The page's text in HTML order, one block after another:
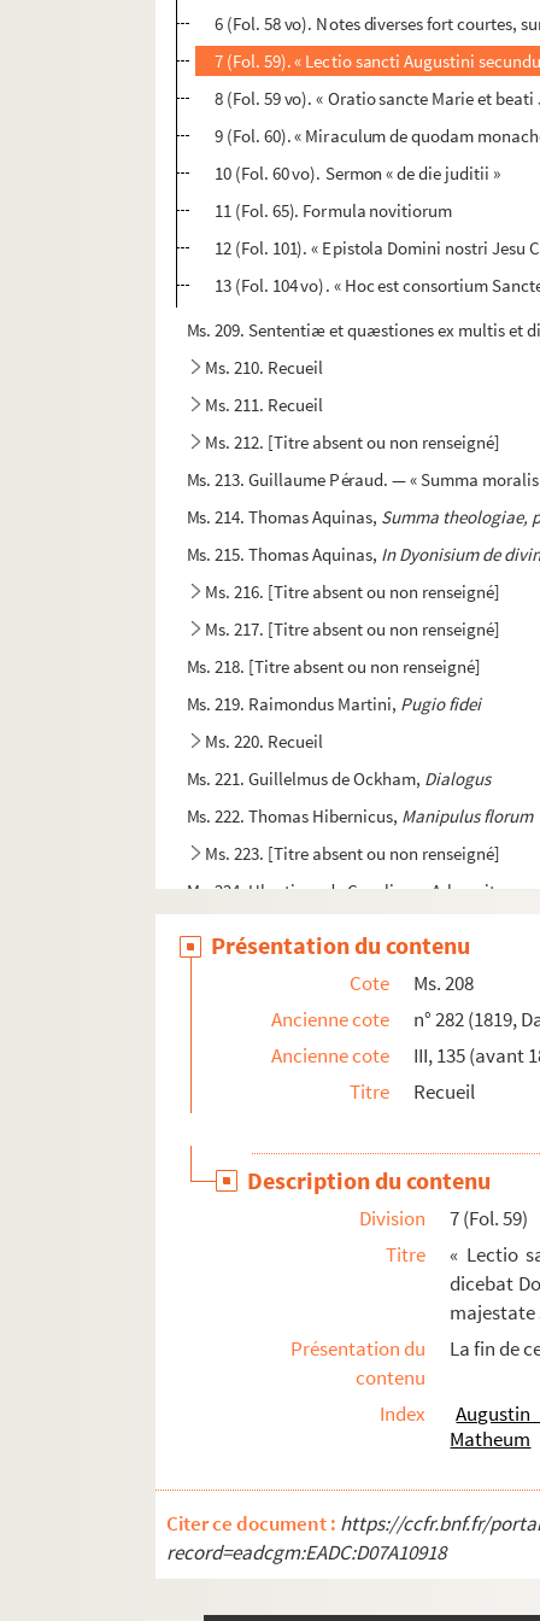
6 (Fol. 58 vo). Notes diverses fort courtes,
7 (Fol. 59). « Lectio sancti Augustini
8 (Fol. 59 vo). « Oratio sancte Marie et
9 (Fol. 60). « Miraculum de quodam
10 (Fol. 60 vo). Sermon « de die juditii »
11 (Fol. 65). Formula novitiorum
12 (Fol. 101). « Epistola Domini nostri
13 (Fol. 104 vo). « Hoc est consortium
Ms. 209. Sententiæ et quæstiones ex multis
Ms. 210. Recueil
Ms. 211. Recueil
Ms. 212. [Titre absent ou non renseigné]
Ms. 213. Guillaume Péraud. — « Summa
Ms. 214. Thomas Aquinas, Summa theologiae,
Ms. 215. Thomas Aquinas, In Dyonisium de
Ms. 216. [Titre absent ou non renseigné]
Ms. 217. [Titre absent ou non renseigné]
Ms. 218. [Titre absent ou non renseigné]
Ms. 219. Raimondus Martini, Pugio fidei
Ms. 220. Recueil
Ms. 221. Guillelmus de Ockham, Dialogus
Ms. 222. Thomas Hibernicus, Manipulus florum
Ms. 223. [Titre absent ou non renseigné]
Ms. 224. Ubertinus de Casali. — « Arbor vite
Ms. 226. Pierre Bersuire. — « Reductorium
Ms. 231. « Speculum anime »
Ms. 232. Recueil de petits traités de
Ms. 233. [Titre absent ou non renseigné]
Ms. 234. Petrus Lombardus, Sententiae I, IV
Ms. 235. Pierre Lombard. — « Liber
Ms. 236-239. Innocentius V (Petrus de
Ms. 240. Gilles de Rome. — Commentaire sur
Ms. 241. Gilles de Rome. — Commentaire sur
Ms. 242. [Titre absent ou non renseigné]
Ms. 243. [Titre absent ou non renseigné]
Ms. 244. Durand de Saint-Pourçain. —
Ms. 245. Durand de Saint-Pourçain. —
Présentation du contenu
Cote
Ms. 208
Ancienne cote
n° 282 (1819,
Ancienne cote
III, 135 (avant
Titre
Recueil
Description du contenu
Division
7 (Fol. 59)
Titre
« Lectio
dicebat
majestate
Présentation du
contenu
La fin de
Index
Matheum
Citer ce document : https://ccfr.bnf.fr/
record=eadcgm:EADC:D07A10918